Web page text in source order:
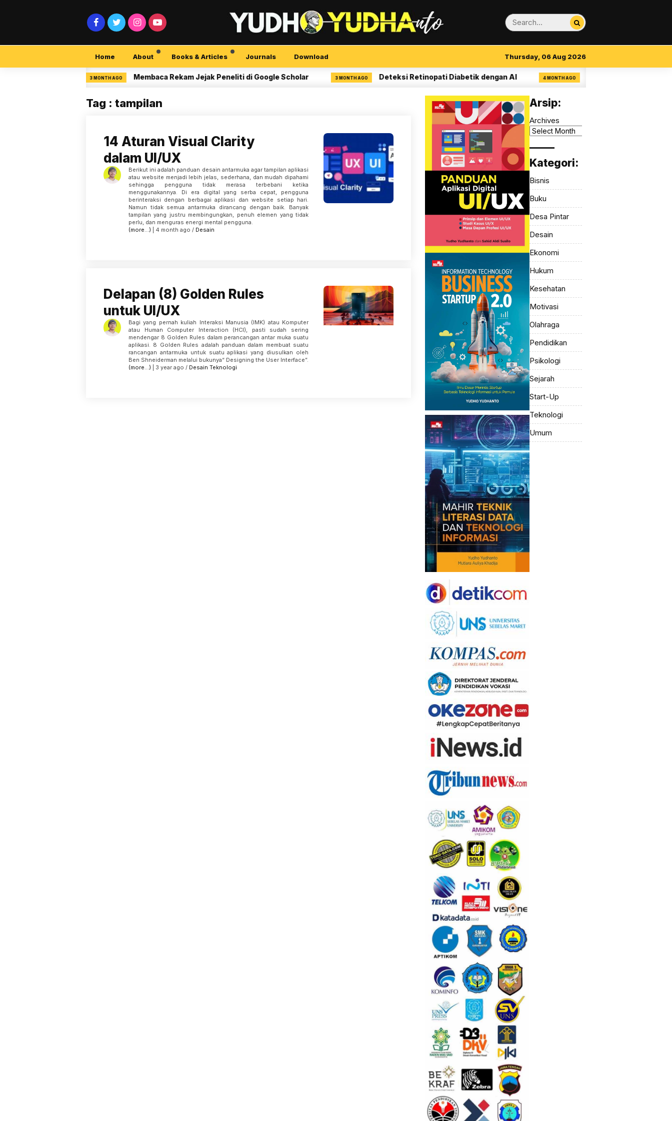
Home About Books & Articles Journals Download Thursday, 06 Aug 2026
3 MONTH AGO Membaca Rekam Jejak Peneliti di Google Scholar 3 MONTH AGO Deteksi Retinopati Diabetik dengan AI 4 MONTH AGO 14 Aturan Visual Clarity
Tag : tampilan
14 Aturan Visual Clarity
dalam UI/UX
Berikut ini adalah panduan desain antarmuka agar tampilan aplikasi
atau website menjadi lebih jelas, sederhana, dan mudah dipahami
sehingga pengguna tidak merasa terbebani ketika
menggunakannya. Di era digital yang serba cepat, pengguna
berinteraksi dengan berbagai aplikasi dan website setiap hari.
Namun tidak semua antarmuka dirancang dengan baik. Banyak
tampilan yang justru membingungkan, penuh elemen yang tidak
perlu, dan menguras energi mental pengguna.
(more…) | 4 month ago / Desain
Delapan (8) Golden Rules
untuk UI/UX
Bagi yang pernah kuliah Interaksi Manusia (IMK) atau Komputer
atau Human Computer Interaction (HCI), pasti sudah sering
mendengar 8 Golden Rules dalam perancangan antar muka suatu
aplikasi. 8 Golden Rules adalah panduan dalam membuat suatu
rancangan antarmuka untuk suatu aplikasi yang diusulkan oleh
Ben Shneiderman melalui bukunya“ Designing the User Interface”.
(more…) | 3 year ago / Desain Teknologi
Arsip:
Archives
Kategori:
Bisnis
Buku
Desa Pintar
Desain
Ekonomi
Hukum
Kesehatan
Motivasi
Olahraga
Pendidikan
Psikologi
Sejarah
Start-Up
Teknologi
Umum